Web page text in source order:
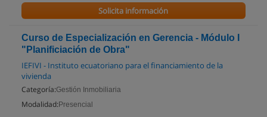
Solicita información
Curso de Especialización en Gerencia - Módulo I
"Planificiación de Obra"
IEFIVI - Instituto ecuatoriano para el financiamiento de la
vivienda
Categoría:Gestión Inmobiliaria
Modalidad: Presencial